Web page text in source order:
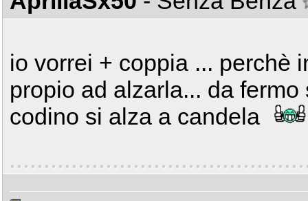
io vorrei + coppia ... perchè
propio ad alzarla... da
codino si alza a candela